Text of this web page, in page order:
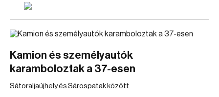
Kamion és személyautók
karamboloztak a 37-esen
Sátoraljaújhely és Sárospatak között.